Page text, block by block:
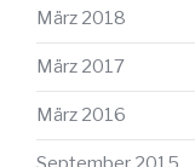
März 2018
März 2017
März 2016